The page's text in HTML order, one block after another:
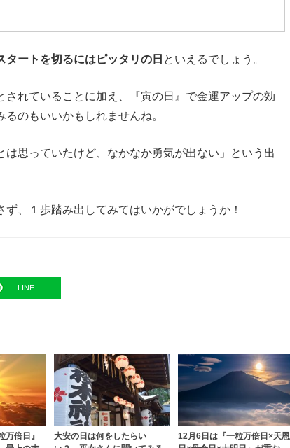
タートを切るにはピッタリの日 といえるでしょう。
されていることに加え、『寅の日』で金運アップの効
のもいいかもしれませんね。
は思っていたけど、なかなか勇気が出ない」という出
、１歩踏み出してみてはいかがでしょうか！
LINE
万倍日』
大安の日は何をしたらい
12月6日は『一粒万倍日×天恩